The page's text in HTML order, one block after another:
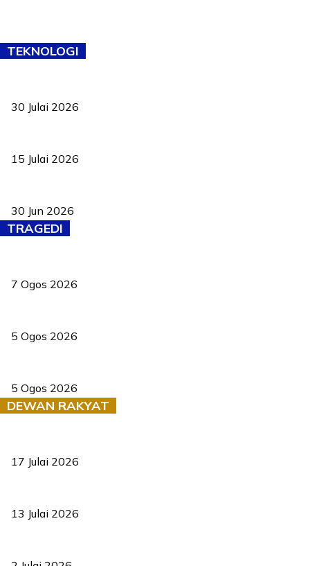
TEKNOLOGI
30 Julai 2026
15 Julai 2026
30 Jun 2026
TRAGEDI
7 Ogos 2026
5 Ogos 2026
5 Ogos 2026
DEWAN RAKYAT
17 Julai 2026
13 Julai 2026